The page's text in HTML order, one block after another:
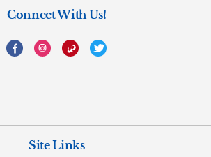
Connect With Us!
Site Links